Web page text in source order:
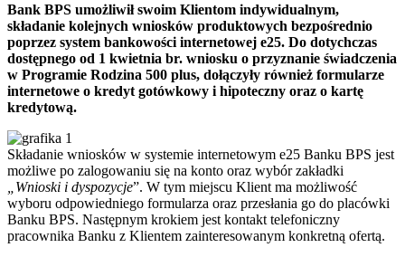
Bank BPS umożliwił swoim Klientom indywidualnym,
składanie kolejnych wniosków produktowych bezpośrednio
poprzez system bankowości internetowej e25. Do dotychczas
dostępnego od 1 kwietnia br. wniosku o przyznanie świadczenia
w Programie Rodzina 500 plus, dołączyły również formularze
internetowe o kredyt gotówkowy i hipoteczny oraz o kartę
kredytową.
Składanie wniosków w systemie internetowym e25 Banku BPS jest
możliwe po zalogowaniu się na konto oraz wybór zakładki
„Wnioski i dyspozycje”. W tym miejscu Klient ma możliwość
wyboru odpowiedniego formularza oraz przesłania go do placówki
Banku BPS. Następnym krokiem jest kontakt telefoniczny
pracownika Banku z Klientem zainteresowanym konkretną ofertą.